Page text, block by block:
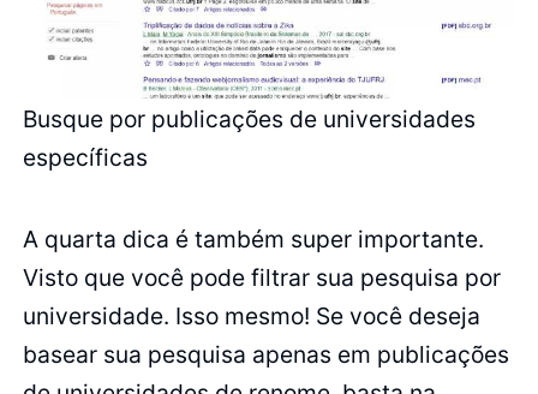
Busque por publicações de universidades
específicas
A quarta dica é também super importante.
Visto que você pode filtrar sua pesquisa por
universidade. Isso mesmo! Se você deseja
basear sua pesquisa apenas em publicações